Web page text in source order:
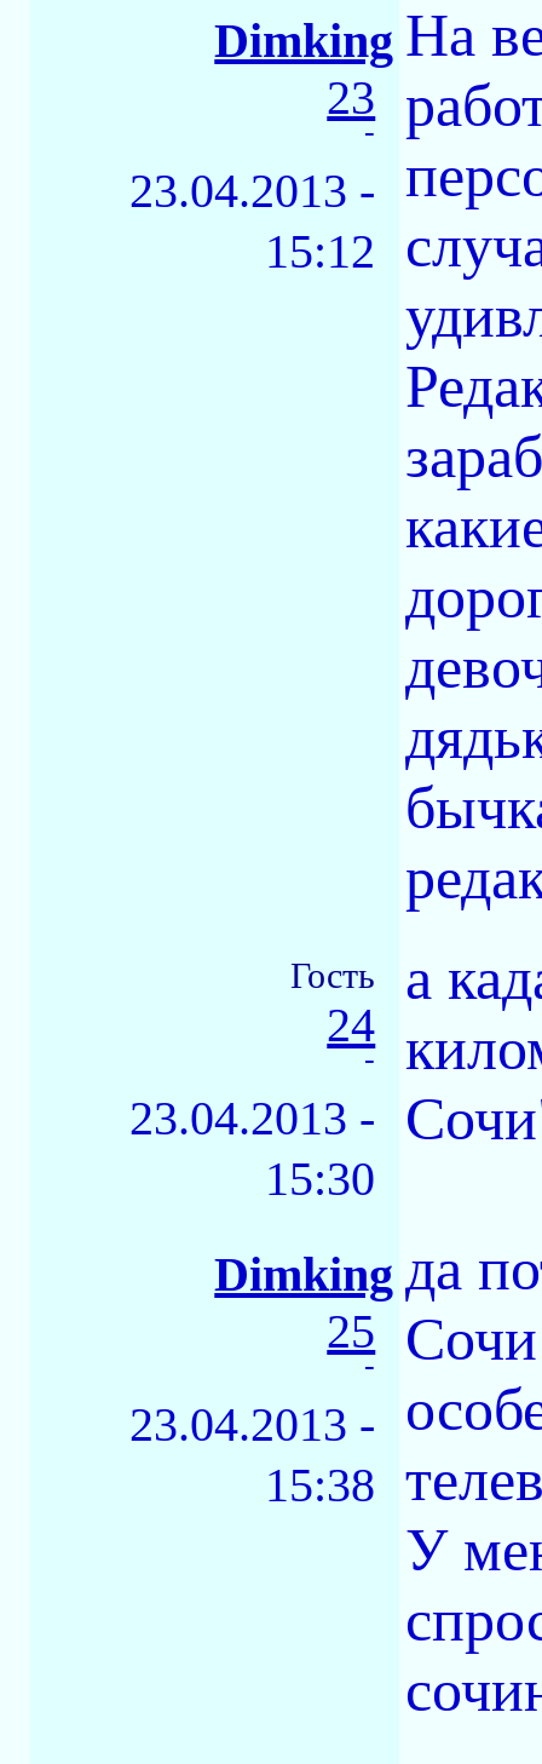
Dimking
23
-
23.04.2013 -
15:12
На
Гость
24
-
23.04.2013 -
15:30
а
Dimking
25
-
23.04.2013 -
15:38
да
Сочи
У